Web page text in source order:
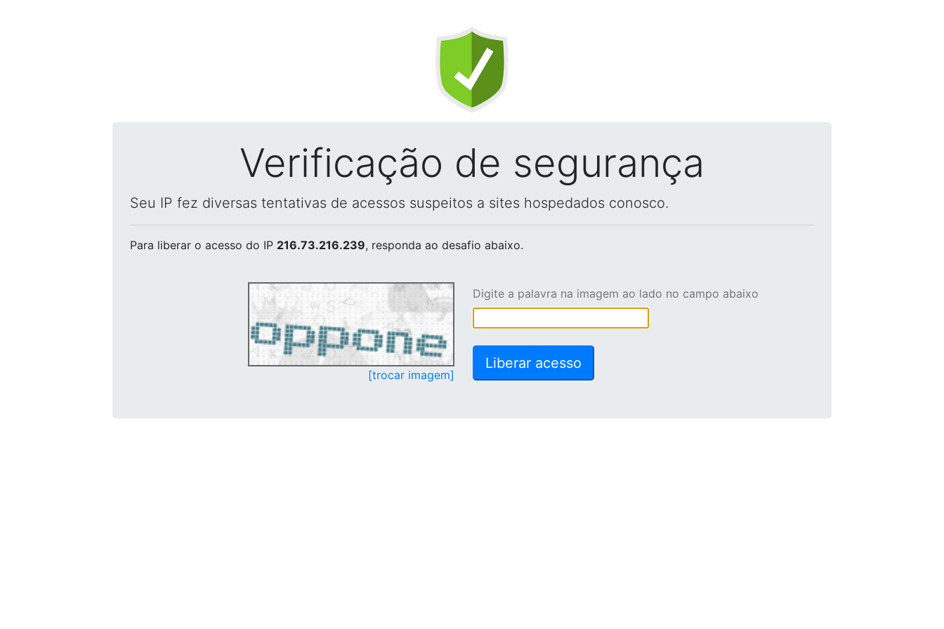
Verificação de segurança
Seu IP fez diversas tentativas de acessos suspeitos a sites hospedados conosco.
Para liberar o acesso do IP 216.73.216.239, responda ao desafio abaixo.
[trocar imagem]
Digite a palavra na imagem ao lado no campo abaixo